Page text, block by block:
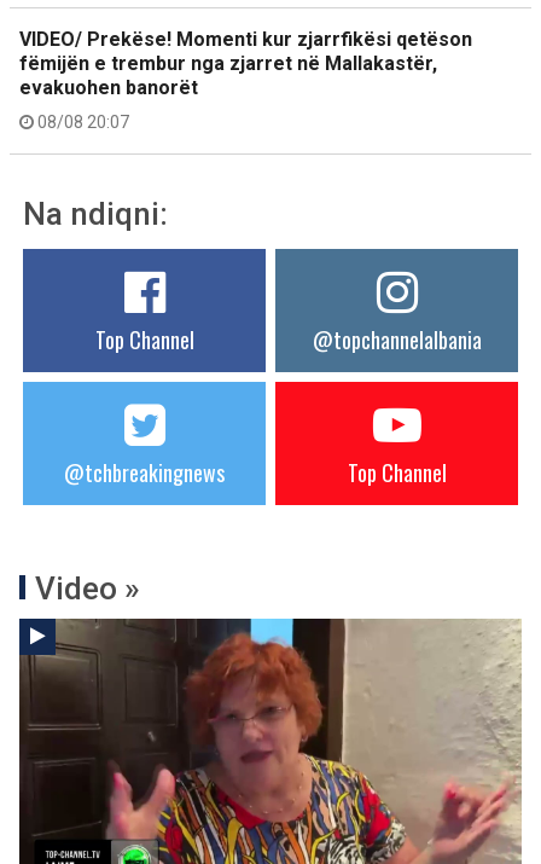
VIDEO/ Prekëse! Momenti kur zjarrfikësi qetëson
fëmijën e trembur nga zjarret në Mallakastër,
evakuohen banorët
08/08 20:07
Na ndiqni:
Top Channel @topchannelalbania
@tchbreakingnews Top Channel
Video »